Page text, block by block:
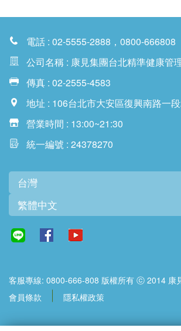
電話 : 02-5555-2888，0800-666808
公司名稱 : 康見集團台北精準健康管
傳真 : 02-2555-4583
地址 : 106台北市大安區復興南路一
營業時間 : 13:00~21:30
統一編號 : 24378270
台灣
繁體中文
客服專線: 0800-666-808 版權所有 ⓒ 2014 康
會員條款
隱私權政策